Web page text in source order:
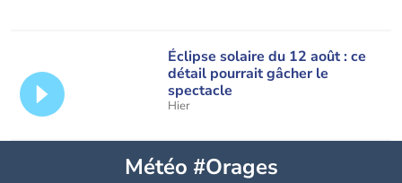
Éclipse solaire du 12 août : ce
détail pourrait gâcher le
spectacle
Hier
Météo #Orages